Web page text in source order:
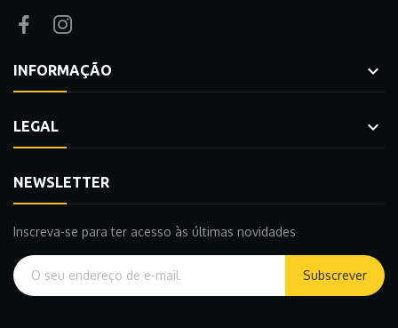
INFORMAÇÃO 
LEGAL 
NEWSLETTER
Inscreva-se para ter acesso às últimas novidades
Subscrever